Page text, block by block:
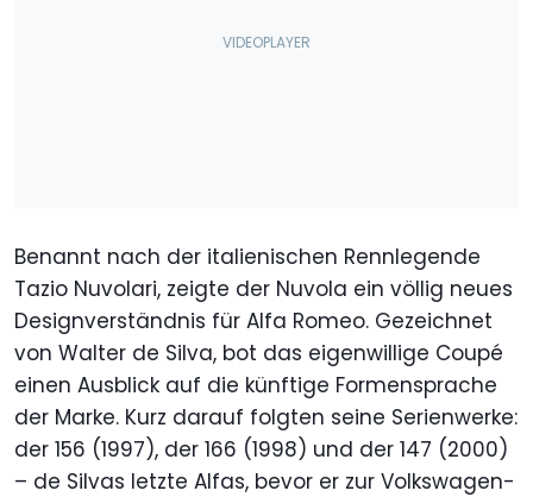
Benannt nach der italienischen Rennlegende
Tazio Nuvolari, zeigte der Nuvola ein völlig neues
Designverständnis für Alfa Romeo. Gezeichnet
von Walter de Silva, bot das eigenwillige Coupé
einen Ausblick auf die künftige Formensprache
der Marke. Kurz darauf folgten seine Serienwerke:
der 156 (1997), der 166 (1998) und der 147 (2000)
– de Silvas letzte Alfas, bevor er zur Volkswagen-